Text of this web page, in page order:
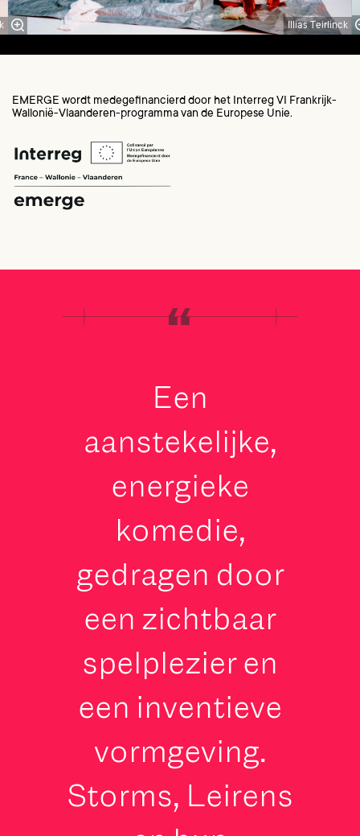
Illias Teirlinck
EMERGE wordt medegefinancierd door het Interreg VI Frankrijk-
Wallonië-Vlaanderen-programma van de Europese Unie.
Een
aanstekelijke,
energieke
komedie,
gedragen door
een zichtbaar
spelplezier en
een inventieve
vormgeving.
Storms, Leirens